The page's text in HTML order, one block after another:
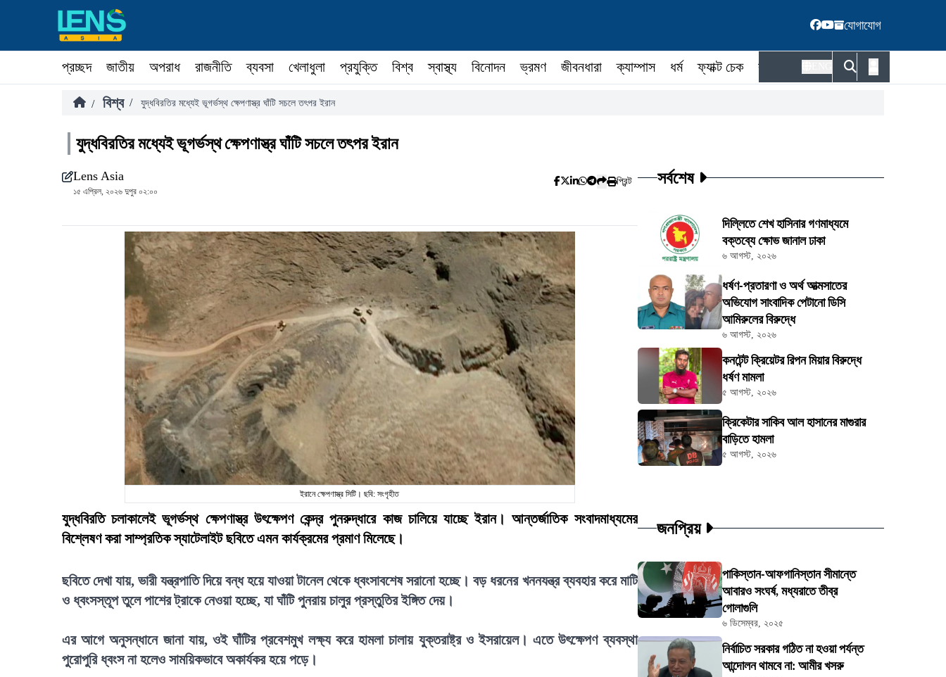
যোগাযোগ
প্রচ্ছদ জাতীয় অপরাধ রাজনীতি ব্যবসা খেলাধুলা প্রযুক্তি বিশ্ব স্বাস্থ্য বিনোদন ভ্রমণ জীবনধারা ক্যাম্পাস ধর্ম ফ্যাক্ট চেক কর্মকর্তা
/ বিশ্ব / যুদ্ধবিরতির মধ্যেই ভূগর্ভস্থ ক্ষেপণাস্ত্র ঘাঁটি সচলে তৎপর ইরান
যুদ্ধবিরতির মধ্যেই ভূগর্ভস্থ ক্ষেপণাস্ত্র ঘাঁটি সচলে তৎপর ইরান
Lens Asia
১৫ এপ্রিল, ২০২৬ দুপুর ০২:০০
প্রিন্ট
ইরানে ক্ষেপণাস্ত্র সিটি। ছবি: সংগৃহীত
যুদ্ধবিরতি চলাকালেই ভূগর্ভস্থ ক্ষেপণাস্ত্র উৎক্ষেপণ কেন্দ্র পুনরুদ্ধারে কাজ চালিয়ে যাচ্ছে ইরান। আন্তর্জাতিক সংবাদমাধ্যমের
বিশ্লেষণ করা সাম্প্রতিক স্যাটেলাইট ছবিতে এমন কার্যক্রমের প্রমাণ মিলেছে।
ছবিতে দেখা যায়, ভারী যন্ত্রপাতি দিয়ে বন্ধ হয়ে যাওয়া টানেল থেকে ধ্বংসাবশেষ সরানো হচ্ছে। বড় ধরনের খননযন্ত্র ব্যবহার করে মাটি
ও ধ্বংসস্তূপ তুলে পাশের ট্রাকে নেওয়া হচ্ছে, যা ঘাঁটি পুনরায় চালুর প্রস্তুতির ইঙ্গিত দেয়।
এর আগে অনুসন্ধানে জানা যায়, ওই ঘাঁটির প্রবেশমুখ লক্ষ্য করে হামলা চালায় যুক্তরাষ্ট্র ও ইসরায়েল। এতে উৎক্ষেপণ ব্যবস্থা
পুরোপুরি ধ্বংস না হলেও সাময়িকভাবে অকার্যকর হয়ে পড়ে।
সর্বশেষ
দিল্লিতে শেখ হাসিনার গণমাধ্যমে
বক্তব্যে ক্ষোভ জানাল ঢাকা
৬ আগস্ট, ২০২৬
ধর্ষণ-প্রতারণা ও অর্থ আত্মসাতের
অভিযোগ সাংবাদিক পেটানো ডিসি
আমিরুলের বিরুদ্ধে
৬ আগস্ট, ২০২৬
কনটেন্ট ক্রিয়েটর রিপন মিয়ার বিরুদ্ধে
ধর্ষণ মামলা
৫ আগস্ট, ২০২৬
ক্রিকেটার সাকিব আল হাসানের মাগুরার
বাড়িতে হামলা
৫ আগস্ট, ২০২৬
জনপ্রিয়
পাকিস্তান-আফগানিস্তান সীমান্তে
আবারও সংঘর্ষ, মধ্যরাতে তীব্র
গোলাগুলি
৬ ডিসেম্বর, ২০২৫
নির্বাচিত সরকার গঠিত না হওয়া পর্যন্ত
আন্দোলন থামবে না: আমীর খসরু